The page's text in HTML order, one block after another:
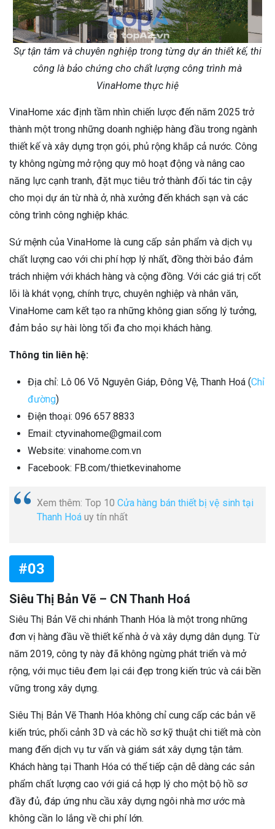
Sự tận tâm và chuyên nghiệp trong từng dự án thiết kế, thi
công là bảo chứng cho chất lượng công trình mà
VinaHome thực hiệ
VinaHome xác định tầm nhìn chiến lược đến năm 2025 trở
thành một trong những doanh nghiệp hàng đầu trong ngành
thiết kế và xây dựng trọn gói, phủ rộng khắp cả nước. Công
ty không ngừng mở rộng quy mô hoạt động và nâng cao
năng lực cạnh tranh, đặt mục tiêu trở thành đối tác tin cậy
cho mọi dự án từ nhà ở, nhà xưởng đến khách sạn và các
công trình công nghiệp khác.
Sứ mệnh của VinaHome là cung cấp sản phẩm và dịch vụ
chất lượng cao với chi phí hợp lý nhất, đồng thời bảo đảm
trách nhiệm với khách hàng và cộng đồng. Với các giá trị cốt
lõi là khát vọng, chính trực, chuyên nghiệp và nhân văn,
VinaHome cam kết tạo ra những không gian sống lý tưởng,
đảm bảo sự hài lòng tối đa cho mọi khách hàng.
Thông tin liên hệ:
Địa chỉ: Lô 06 Võ Nguyên Giáp, Đông Vệ, Thanh Hoá (Chỉ
đường)
Điện thoại: 096 657 8833
Email: ctyvinahome@gmail.com
Website: vinahome.com.vn
Facebook: FB.com/thietkevinahome
Xem thêm: Top 10Cửa hàng bán thiết bị vệ sinh tại
Thanh Hoá uy tín nhất
#03
Siêu Thị Bản Vẽ – CN Thanh Hoá
Siêu Thị Bản Vẽ chi nhánh Thanh Hóa là một trong những
đơn vị hàng đầu về thiết kế nhà ở và xây dựng dân dụng. Từ
năm 2019, công ty này đã không ngừng phát triển và mở
rộng, với mục tiêu đem lại cái đẹp trong kiến trúc và cái bền
vững trong xây dựng.
Siêu Thị Bản Vẽ Thanh Hóa không chỉ cung cấp các bản vẽ
kiến trúc, phối cảnh 3D và các hồ sơ kỹ thuật chi tiết mà còn
mang đến dịch vụ tư vấn và giám sát xây dựng tận tâm.
Khách hàng tại Thanh Hóa có thể tiếp cận dễ dàng các sản
phẩm chất lượng cao với giá cả hợp lý cho một bộ hồ sơ
đầy đủ, đáp ứng nhu cầu xây dựng ngôi nhà mơ ước mà
không cần lo lắng về chi phí lớn.